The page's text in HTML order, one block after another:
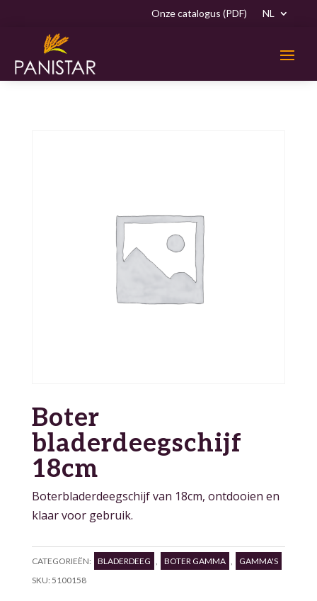
Onze catalogus (PDF) NL
Boter
bladerdeegschijf
18cm
Boterbladerdeegschijf van 18cm, ontdooien en
klaar voor gebruik.
SKU: 5100158
CATEGORIEËN: BLADERDEEG , BOTER GAMMA , GAMMA'S